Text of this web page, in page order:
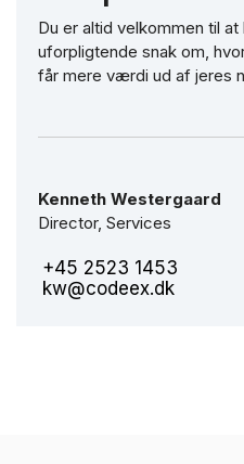
Du er altid velkommen til
uforpligtende snak om,
får mere værdi ud af jeres
Kenneth Westergaard
Director, Services
+45 2523 1453
kw@codeex.dk